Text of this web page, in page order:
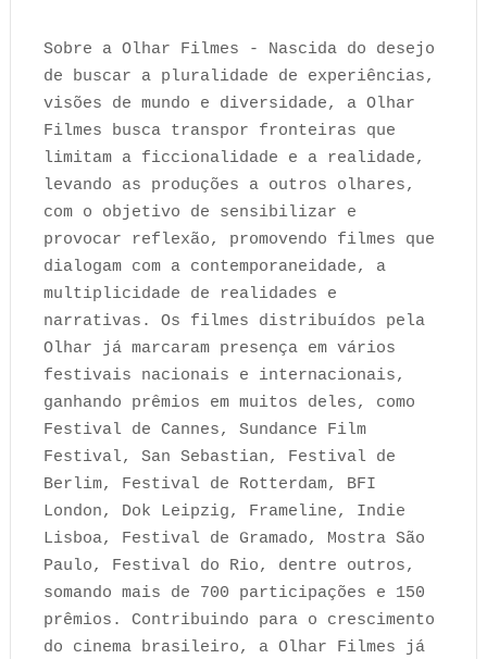
Sobre a Olhar Filmes - Nascida do desejo
de buscar a pluralidade de experiências,
visões de mundo e diversidade, a Olhar
Filmes busca transpor fronteiras que
limitam a ficcionalidade e a realidade,
levando as produções a outros olhares,
com o objetivo de sensibilizar e
provocar reflexão, promovendo filmes que
dialogam com a contemporaneidade, a
multiplicidade de realidades e
narrativas. Os filmes distribuídos pela
Olhar já marcaram presença em vários
festivais nacionais e internacionais,
ganhando prêmios em muitos deles, como
Festival de Cannes, Sundance Film
Festival, San Sebastian, Festival de
Berlim, Festival de Rotterdam, BFI
London, Dok Leipzig, Frameline, Indie
Lisboa, Festival de Gramado, Mostra São
Paulo, Festival do Rio, dentre outros,
somando mais de 700 participações e 150
prêmios. Contribuindo para o crescimento
do cinema brasileiro, a Olhar Filmes já